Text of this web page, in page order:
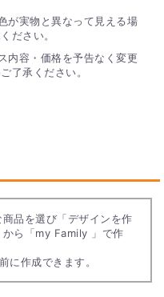
が実物と異なって見える場
ださい。
内容・価格を予告なく変更
了承ください。
商品を選び「デザインを作
から「my Family 」で作
に作成できます。